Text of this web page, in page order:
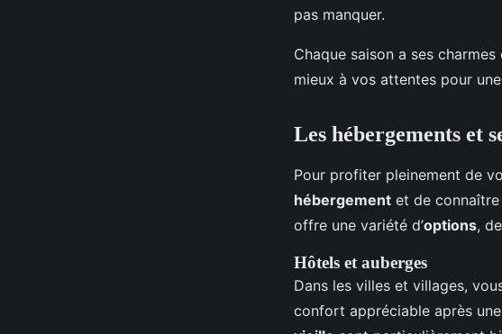
pas manquer.
Chaque saison a ses
mieux à vos attentes pour
Les hébergements et
Pour profiter pleinement de
hébergement et de connaître
offre une variété d’options,
Hôtels et auberges
Dans les villes et villages,
confort appréciable après